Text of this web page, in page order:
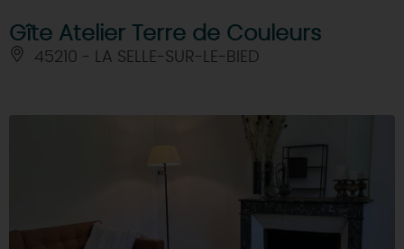
Gîte Atelier Terre de Couleurs
45210 - LA SELLE-SUR-LE-BIED